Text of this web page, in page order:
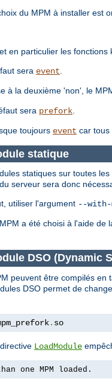
du MPM à installer est
en particulier les fonctions
sera event
à la deuxième 'non', le
sera prefork
toujours event car tous
statique
statiques sur toutes
serveur sera donc
utiliser l'argument --with-
a été choisi à l'aide de
DSO (Dynamic
peuvent être compilés
DSO permet de
. so
LoadModule
one MPM loaded.